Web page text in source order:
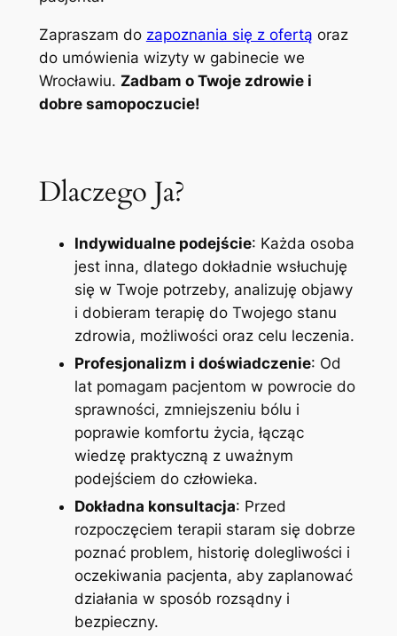
Zapraszam do zapoznania się z ofertą oraz
do umówienia wizyty w gabinecie we
Wrocławiu. Zadbam o Twoje zdrowie i
dobre samopoczucie!
Dlaczego Ja?
Indywidualne podejście: Każda osoba
jest inna, dlatego dokładnie wsłuchuję
się w Twoje potrzeby, analizuję objawy
i dobieram terapię do Twojego stanu
zdrowia, możliwości oraz celu leczenia.
Profesjonalizm i doświadczenie: Od
lat pomagam pacjentom w powrocie do
sprawności, zmniejszeniu bólu i
poprawie komfortu życia, łącząc
wiedzę praktyczną z uważnym
podejściem do człowieka.
Dokładna konsultacja: Przed
rozpoczęciem terapii staram się dobrze
poznać problem, historię dolegliwości i
oczekiwania pacjenta, aby zaplanować
działania w sposób rozsądny i
bezpieczny.